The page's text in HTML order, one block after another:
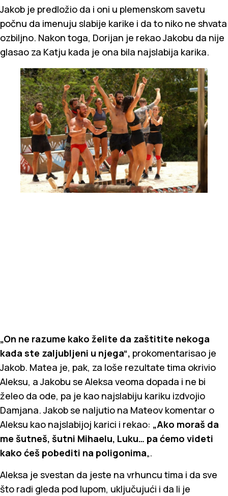
Jakob je predložio da i oni u plemenskom savetu
počnu da imenuju slabije karike i da to niko ne shvata
ozbiljno. Nakon toga, Dorijan je rekao Jakobu da nije
glasao za Katju kada je ona bila najslabija karika.
„On ne razume kako želite da zaštitite nekoga
kada ste zaljubljeni u njega“, prokomentarisao je
Jakob. Matea je, pak, za loše rezultate tima okrivio
Aleksu, a Jakobu se Aleksa veoma dopada i ne bi
želeo da ode, pa je kao najslabiju kariku izdvojio
Damjana. Jakob se naljutio na Mateov komentar o
Aleksu kao najslabijoj karici i rekao: „Ako moraš da
me šutneš, šutni Mihaelu, Luku… pa ćemo videti
kako ćeš pobediti na poligonima„.
Aleksa je svestan da jeste na vrhuncu tima i da sve
što radi gleda pod lupom, uključujući i da li je